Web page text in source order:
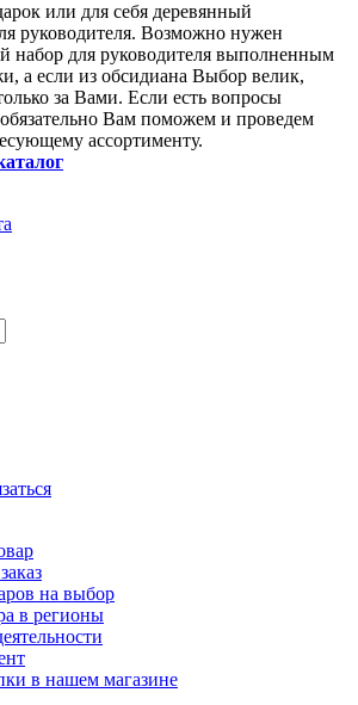
или для себя деревянный
руководителя. Возможно нужен
набор для руководителя выполненным
а если из обсидиана Выбор велик,
за Вами. Если есть вопросы
Вам поможем и проведем
ассортименту.
на выбор
в регионы
в нашем магазине